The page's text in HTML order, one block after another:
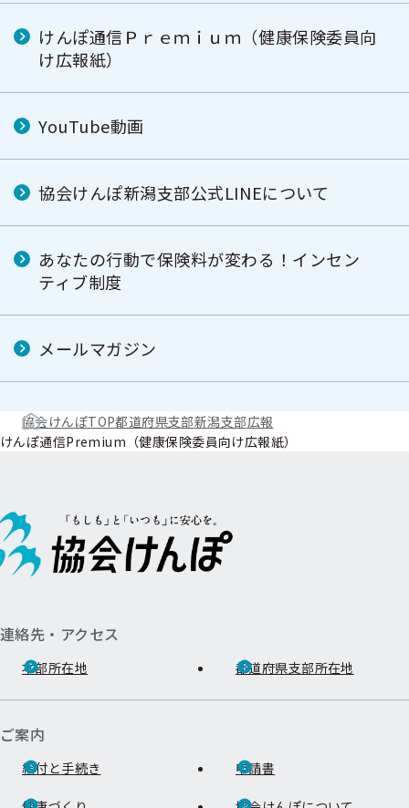
けんぽ通信Ｐｒｅｍｉｕｍ（健康保険委員向
け広報紙）
YouTube動画
協会けんぽ新潟支部公式LINEについて
あなたの行動で保険料が変わる！インセン
ティブ制度
メールマガジン
協会けんぽTOP都道府県支部新潟支部広報
けんぽ通信Premium（健康保険委員向け広報紙）
連絡先・アクセス
本部所在地 都道府県支部所在地
ご案内
給付と手続き 申請書